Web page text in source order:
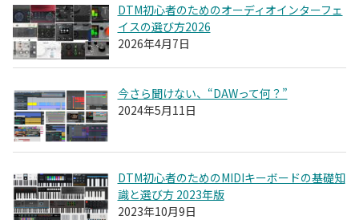
DTM初心者のためのオーディオインターフェ
イスの選び方2026
2026年4月7日
今さら聞けない、“DAWって何？”
2024年5月11日
DTM初心者のためのMIDIキーボードの基礎知
識と選び方 2023年版
2023年10月9日